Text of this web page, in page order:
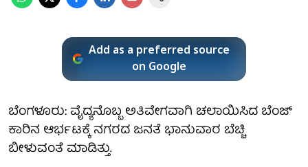
Add as a preferred source
on Google
ಬೆಂಗಳೂರು: ವೈದ್ಯನೊಬ್ಬ ಅತಿವೇಗವಾಗಿ ಚಲಾಯಿಸಿದ ಬೆಂಜ್
ಕಾರಿನ ಆರ್ಭಟಕ್ಕೆ ನಗರದ ಜನತೆ ಭಾನುವಾರ ಬೆಚ್ಚಿ
ಬೀಳುವಂತೆ ಮಾಡಿತ್ತು.